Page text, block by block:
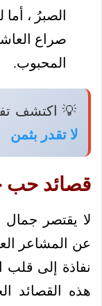
الصبرُ ،
صراع
المحبوب.
💡 اكتشف
لا تقدر بثمن
قصائد حب
لا يقتصر
عن المشاعر
نفاذة إلى قلب
هذه القصائد